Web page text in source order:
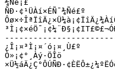
¾­Ñé¡£
ÑÐ·¢¹ÜÀí×ÉÑ¯¾­Ñé£º
¿Î¡¤³Ì¡¤´ó¡¤¸Ù£º
Ò»¡¢°¸Àý·ÖÎö